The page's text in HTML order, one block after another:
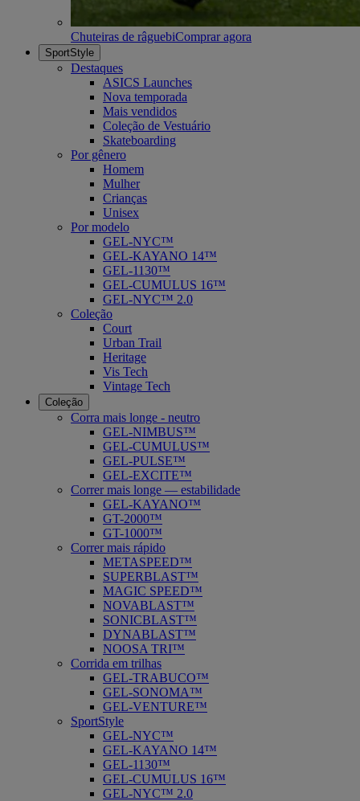
Chuteiras de râguebiComprar agora
SportStyle
Destaques
ASICS Launches
Nova temporada
Mais vendidos
Coleção de Vestuário
Skateboarding
Por gênero
Homem
Mulher
Crianças
Unisex
Por modelo
GEL-NYC™
GEL-KAYANO 14™
GEL-1130™
GEL-CUMULUS 16™
GEL-NYC™ 2.0
Coleção
Court
Urban Trail
Heritage
Vis Tech
Vintage Tech
Coleção
Corra mais longe - neutro
GEL-NIMBUS™
GEL-CUMULUS™
GEL-PULSE™
GEL-EXCITE™
Correr mais longe — estabilidade
GEL-KAYANO™
GT-2000™
GT-1000™
Correr mais rápido
METASPEED™
SUPERBLAST™
MAGIC SPEED™
NOVABLAST™
SONICBLAST™
DYNABLAST™
NOOSA TRI™
Corrida em trilhas
GEL-TRABUCO™
GEL-SONOMA™
GEL-VENTURE™
SportStyle
GEL-NYC™
GEL-KAYANO 14™
GEL-1130™
GEL-CUMULUS 16™
GEL-NYC™ 2.0